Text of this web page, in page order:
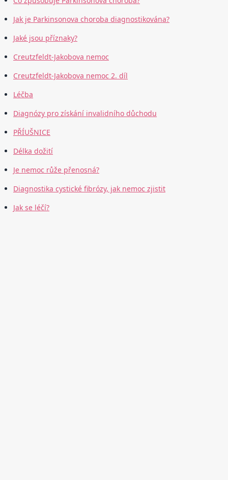
Jak je Parkinsonova choroba diagnostikována?
Jaké jsou příznaky?
Creutzfeldt-Jakobova nemoc
Creutzfeldt-Jakobova nemoc 2. díl
Léčba
Diagnózy pro získání invalidního důchodu
PŘÍUŠNICE
Délka dožití
Je nemoc růže přenosná?
Diagnostika cystické fibrózy, jak nemoc zjistit
Jak se léčí?